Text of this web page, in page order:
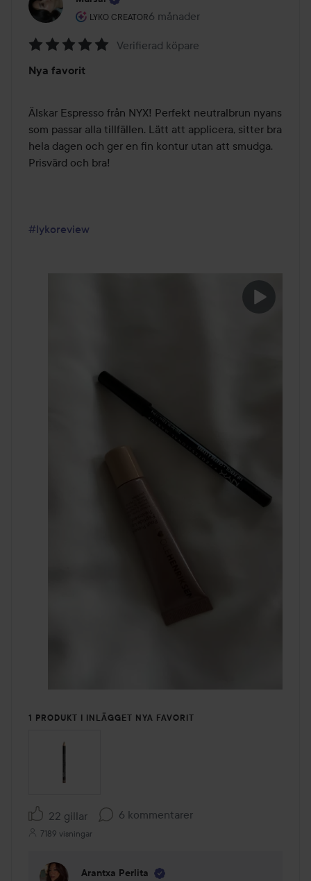
LYKO CREATOR
Användarens roll: Lyko Creator.
6 månader
Inlägget skapades 6 månader
5
5
Verifierad köpare
Nya favorit
Älskar Espresso från NYX! Perfekt neutralbrun nyans
som passar alla tillfällen. Lätt att applicera, sitter bra
hela dagen och ger en fin kontur utan att smudga.
Prisvärd och bra!
#lykoreview
1 PRODUKT I INLÄGGET NYA FAVORIT
22 gillar 6 kommentarer
7189 visningar
Arantxa Perlita